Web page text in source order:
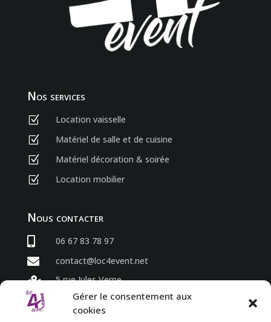
Gérer le consentement aux
cookies
Nos services
Z Location vaisselle
Z Matériel de salle et de cuisine
Z Matériel décoration & soirée
Z Location mobilier
Nous contacter
 06 67 83 78 97
 contact@loc4event.net

5 rue Jules Verne
86800 Sèvres Anxaumont